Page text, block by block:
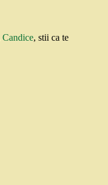
Candice, stii ca te